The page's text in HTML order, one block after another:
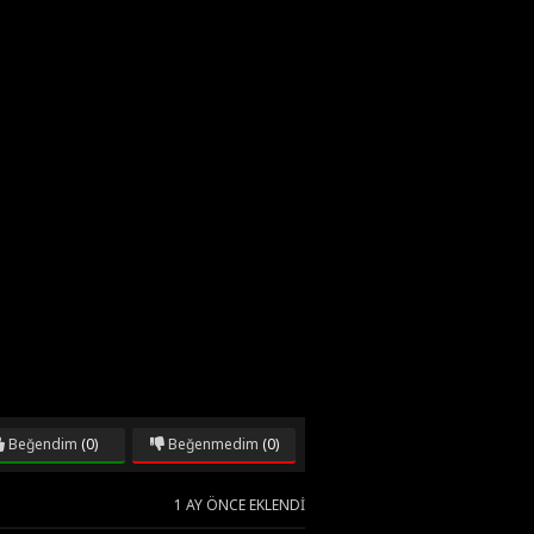
Beğendim (0) Beğenmedim (0)
1 AY ÖNCE EKLENDI